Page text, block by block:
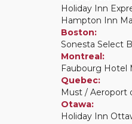
Holiday Inn
Hampton Inn
Boston:
Sonesta Select
Montreal:
Faubourg Hotel
Quebec:
Must / Aeroport
Otawa:
Holiday Inn